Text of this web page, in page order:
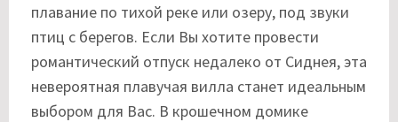
плавание по тихой реке или озеру, под звуки
птиц с берегов. Если Вы хотите провести
романтический отпуск недалеко от Сиднея, эта
невероятная плавучая вилла станет идеальным
выбором для Вас. В крошечном домике